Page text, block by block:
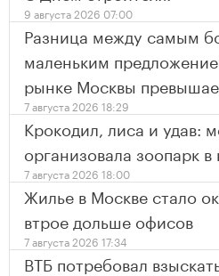
9 августа 2026 07:00
Разница между самым
маленьким
рынке Москвы
7 августа 2026 18:29
Крокодил, лиса и удав:
организовала зоопарк в
7 августа 2026 18:00
Жилье в Москве стало
втрое дольше офисов
7 августа 2026 17:34
ВТБ потребовал